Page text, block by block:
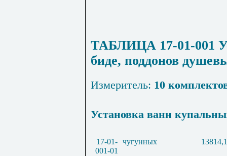
ТАБЛИЦА 17-01-001
биде, поддонов
Измеритель: 10
Установка ванн
17-01-
001-01
чугунных